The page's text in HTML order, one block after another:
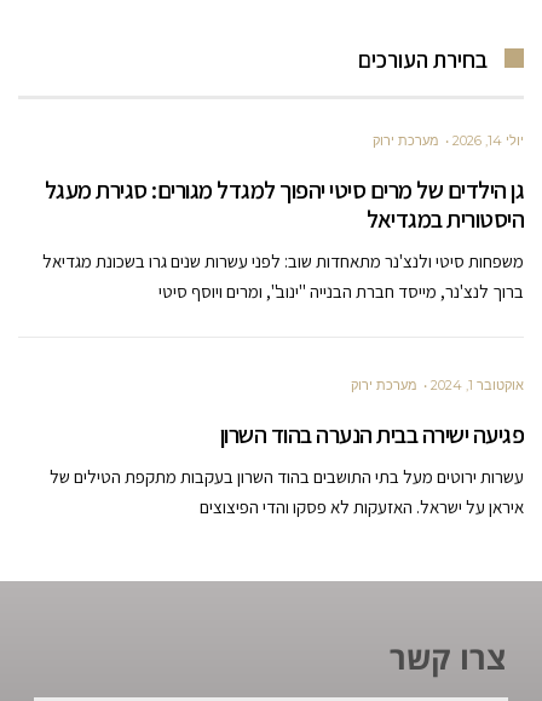
בחירת העורכים
יולי 14, 2026 מערכת ירוק
גן הילדים של מרים סיטי יהפוך למגדל מגורים: סגירת מעגל
היסטורית במגדיאל
משפחות סיטי ולנצ'נר מתאחדות שוב: לפני עשרות שנים גרו בשכונת מגדיאל
ברוך לנצ'נר, מייסד חברת הבנייה "ינוב", ומרים ויוסף סיטי
אוקטובר 1, 2024 מערכת ירוק
פגיעה ישירה בבית הנערה בהוד השרון
עשרות ירוטים מעל בתי התושבים בהוד השרון בעקבות מתקפת הטילים של
איראן על ישראל. האזעקות לא פסקו והדי הפיצוצים
צרו קשר